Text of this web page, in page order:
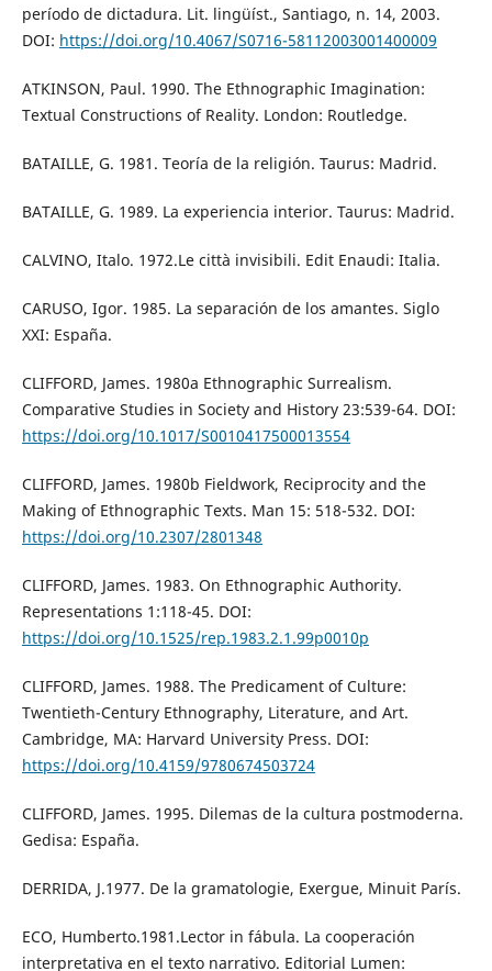
período de dictadura. Lit. lingüíst., Santiago, n. 14, 2003.
DOI: https://doi.org/10.4067/S0716-58112003001400009
ATKINSON, Paul. 1990. The Ethnographic Imagination:
Textual Constructions of Reality. London: Routledge.
BATAILLE, G. 1981. Teoría de la religión. Taurus: Madrid.
BATAILLE, G. 1989. La experiencia interior. Taurus: Madrid.
CALVINO, Italo. 1972.Le città invisibili. Edit Enaudi: Italia.
CARUSO, Igor. 1985. La separación de los amantes. Siglo
XXI: España.
CLIFFORD, James. 1980a Ethnographic Surrealism.
Comparative Studies in Society and History 23:539-64. DOI:
https://doi.org/10.1017/S0010417500013554
CLIFFORD, James. 1980b Fieldwork, Reciprocity and the
Making of Ethnographic Texts. Man 15: 518-532. DOI:
https://doi.org/10.2307/2801348
CLIFFORD, James. 1983. On Ethnographic Authority.
Representations 1:118-45. DOI:
https://doi.org/10.1525/rep.1983.2.1.99p0010p
CLIFFORD, James. 1988. The Predicament of Culture:
Twentieth-Century Ethnography, Literature, and Art.
Cambridge, MA: Harvard University Press. DOI:
https://doi.org/10.4159/9780674503724
CLIFFORD, James. 1995. Dilemas de la cultura postmoderna.
Gedisa: España.
DERRIDA, J.1977. De la gramatologie, Exergue, Minuit París.
ECO, Humberto.1981.Lector in fábula. La cooperación
interpretativa en el texto narrativo. Editorial Lumen: